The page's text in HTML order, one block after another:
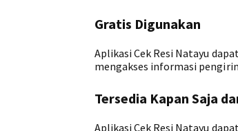
Gratis Digunakan
Aplikasi Cek Resi Natayu
mengakses informasi
Tersedia Kapan Saja
Aplikasi Cek Resi Natayu